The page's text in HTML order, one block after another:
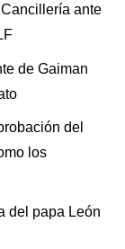
ante
de Gaiman
del
los
del papa León